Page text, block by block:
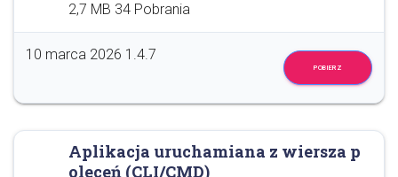
2,7 MB 34 Pobrania
10 marca 2026 1.4.7
POBIERZ
Aplikacja uruchamiana z wiersza p
oleceń (CLI/CMD)